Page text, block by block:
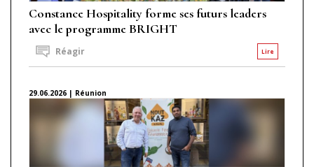
Constance Hospitality forme ses futurs leaders
avec le programme BRIGHT
Lire
Réagir
29.06.2026 | Réunion